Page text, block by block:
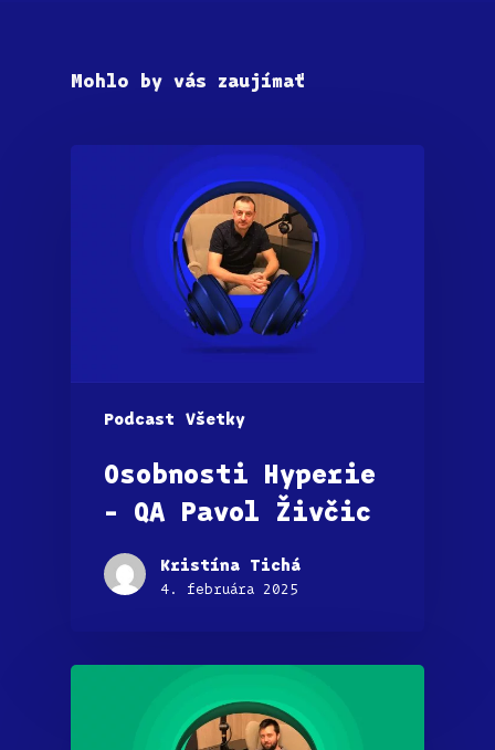
Mohlo by vás zaujímať
Podcast Všetky
Osobnosti Hyperie
– QA Pavol Živčic
Kristína Tichá
4. februára 2025